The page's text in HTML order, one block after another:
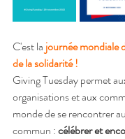
C'est la journée mondiale
de la solidarité !
Giving Tuesday permet
organisations et aux
monde de se rencontrer
commun : célébrer et